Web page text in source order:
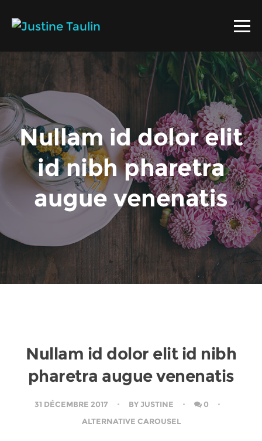
Nullam id dolor elit
id nibh pharetra
augue venenatis
Nullam id dolor elit id nibh
pharetra augue venenatis
31 DÉCEMBRE 2017 BYJUSTINE
0
ALTERNATIVE CAROUSEL